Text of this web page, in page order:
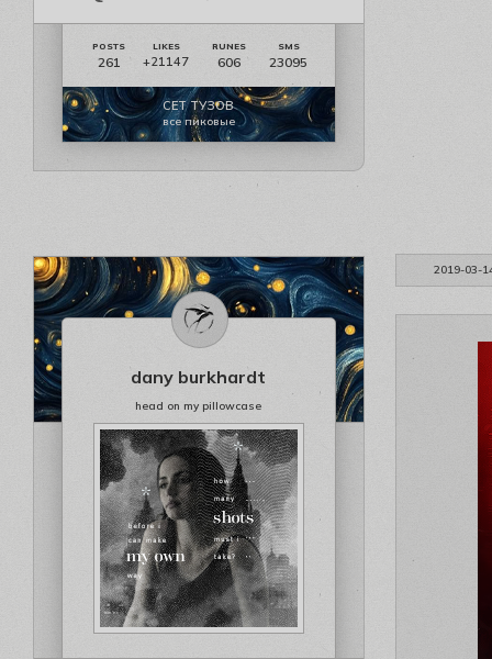
261 +21147 606 23095
СЕТ ТУЗОВ
все пиковые
2019-03-
dany burkhardt
head on my pillowcase